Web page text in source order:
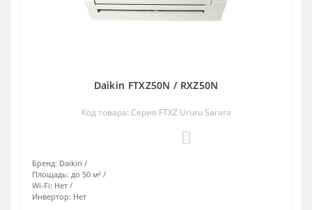
Daikin FTXZ50N / RXZ50N
Код товара: Серия FTXZ Ururu Sarara
Бренд: Daikin
Площадь: до 50 м²
Wi-Fi: Нет
Инвертор: Нет